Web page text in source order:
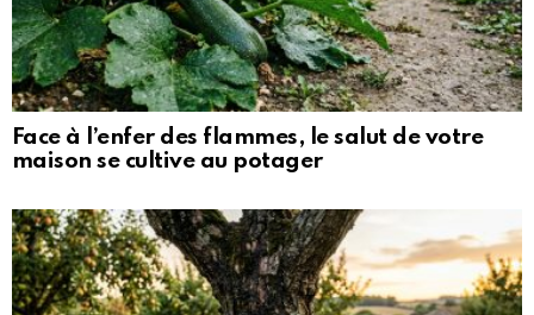
Face à l’enfer des flammes, le salut de votre
maison se cultive au potager